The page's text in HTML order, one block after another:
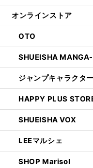
オンラインストア
OTO
SHUEISHA
ジャンプキャラクタ
HAPPY PLUS
SHUEISHA VOX
LEEマルシェ
SHOP Marisol